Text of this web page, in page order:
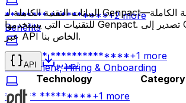
******** **********+2more
Benefits
******** **************+1 more
Recruitment, Hiring & Onboarding
****** *********+1 more
البيانات التقنية الكاملة لـ Genpact—اكتشف القائمة الكاملة
للتقنيات التي يستخدمها Genpact. تصدير إلى CSV أو التكامل
عبر API الخاص بنا.
API
تصدير
Technology
Category